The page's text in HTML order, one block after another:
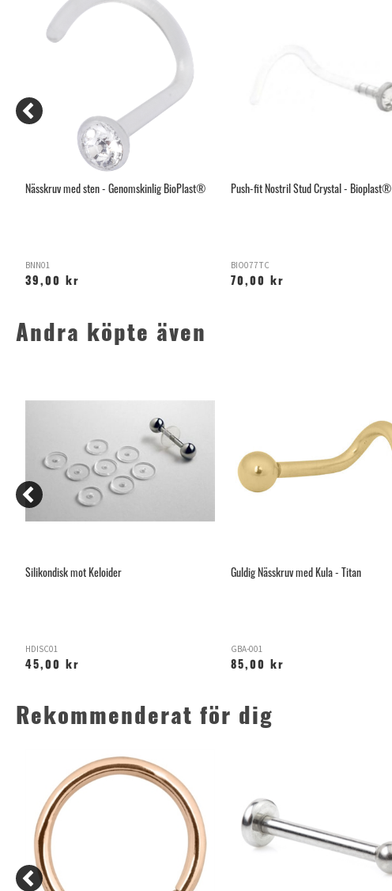
Nässkruv med sten - Genomskinlig BioPlast®
BNN01
39,00 kr
Push-fit Nostril Stud Crystal - Bioplast®
BIO077TC
70,00 kr
Andra köpte även
Silikondisk mot Keloider
HDISC01
45,00 kr
Guldig Nässkruv med Kula - Titan
GBA-001
85,00 kr
Rekommenderat för dig